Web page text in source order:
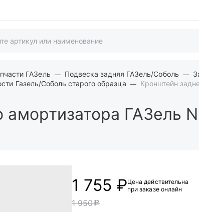
ГАЗель Подвеска задняя ГАЗель/Соболь
Газель/Соболь старого образца
Кронштейн
амортизатора ГАЗель
1 755 ₽Цена действительна
при заказе онлайн
1 950c